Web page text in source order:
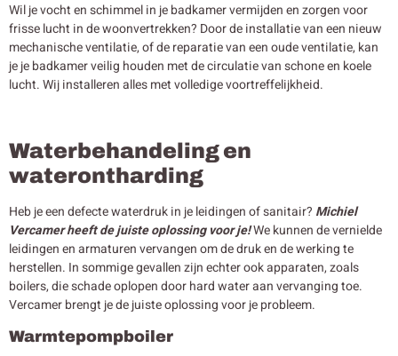
Wil je vocht en schimmel in je badkamer vermijden en zorgen voor
frisse lucht in de woonvertrekken? Door de installatie van een nieuw
mechanische ventilatie, of de reparatie van een oude ventilatie, kan
je je badkamer veilig houden met de circulatie van schone en koele
lucht. Wij installeren alles met volledige voortreffelijkheid.
Waterbehandeling en
waterontharding
Heb je een defecte waterdruk in je leidingen of sanitair? Michiel
Vercamer heeft de juiste oplossing voor je!We kunnen de vernielde
leidingen en armaturen vervangen om de druk en de werking te
herstellen. In sommige gevallen zijn echter ook apparaten, zoals
boilers, die schade oplopen door hard water aan vervanging toe.
Vercamer brengt je de juiste oplossing voor je probleem.
Warmtepompboiler